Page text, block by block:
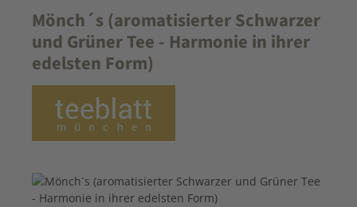
Mönch´s (aromatisierter Schwarzer
und Grüner Tee - Harmonie in ihrer
edelsten Form)
Bildergalerie überspringen